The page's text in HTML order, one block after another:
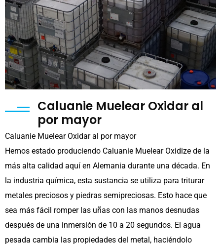
Caluanie Muelear Oxidar al
por mayor
Caluanie Muelear Oxidar al por mayor
Hemos estado produciendo Caluanie Muelear Oxidize de la
más alta calidad aquí en Alemania durante una década. En
la industria química, esta sustancia se utiliza para triturar
metales preciosos y piedras semipreciosas. Esto hace que
sea más fácil romper las uñas con las manos desnudas
después de una inmersión de 10 a 20 segundos. El agua
pesada cambia las propiedades del metal, haciéndolo